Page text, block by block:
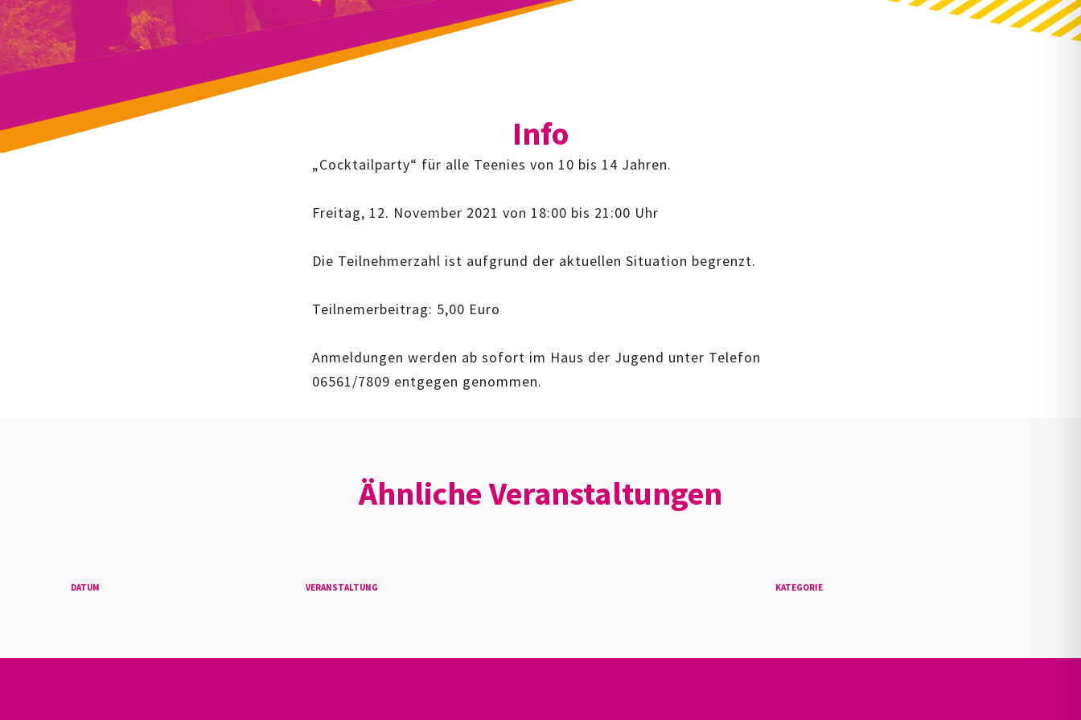
Info
„Cocktailparty“ für alle Teenies von 10 bis 14 Jahren.
Freitag, 12. November 2021 von 18:00 bis 21:00 Uhr
Die Teilnehmerzahl ist aufgrund der aktuellen Situation begrenzt.
Teilnemerbeitrag: 5,00 Euro
Anmeldungen werden ab sofort im Haus der Jugend unter Telefon
06561/7809 entgegen genommen.
Ähnliche Veranstaltungen
DATUM VERANSTALTUNG KATEGORIE